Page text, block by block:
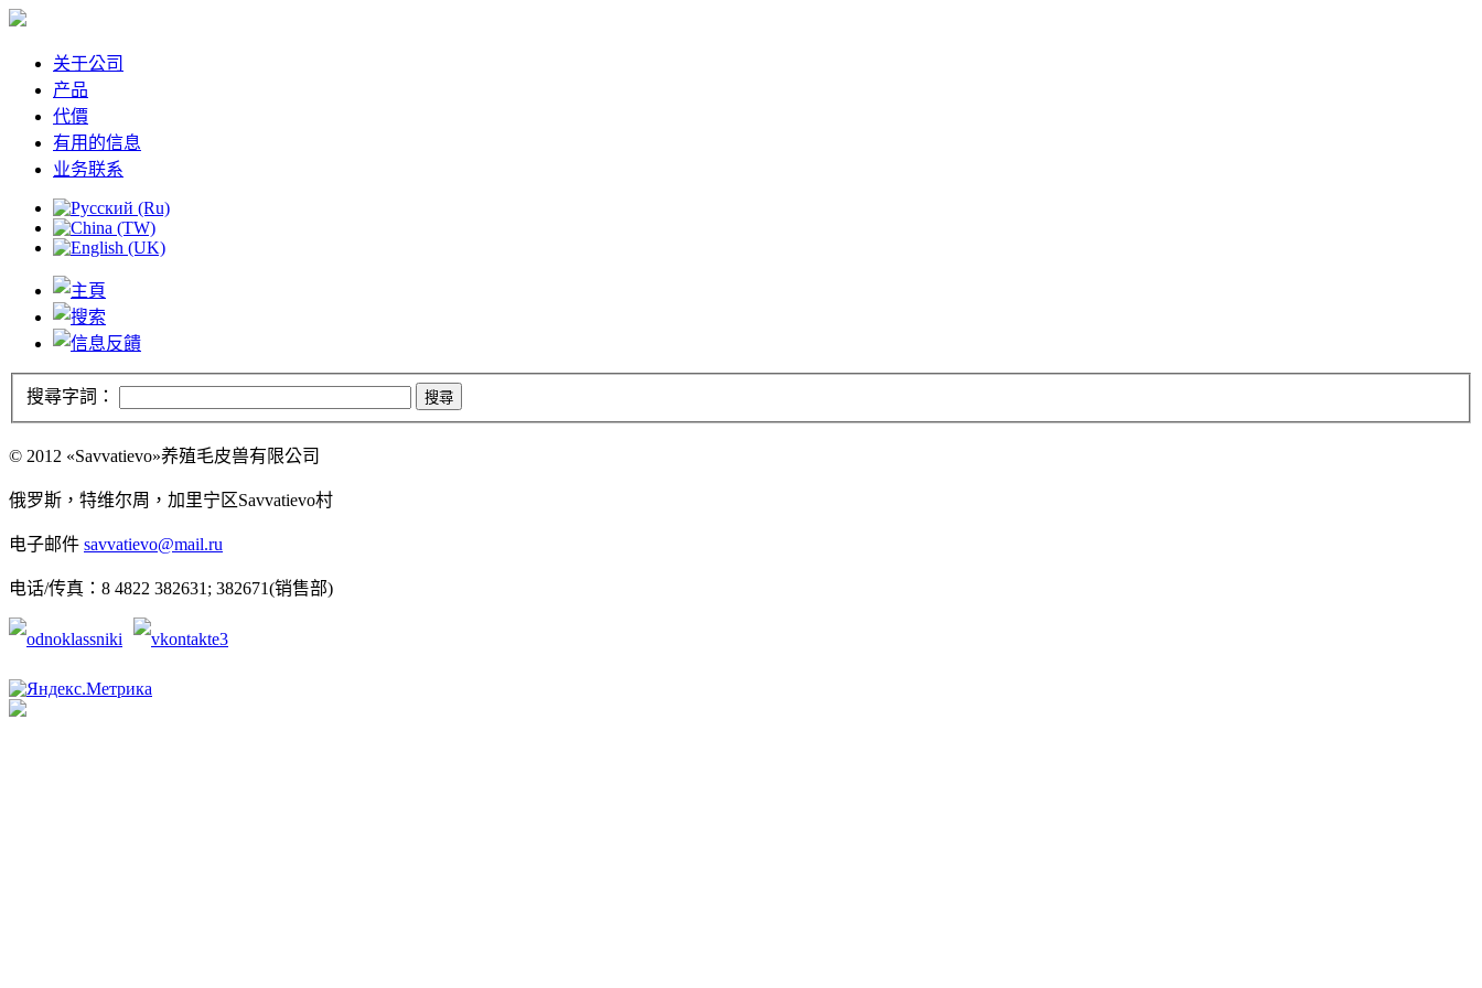
关于公司
产品
代價
有用的信息
业务联系
搜尋字詞： 搜尋
© 2012 «Savvatievo»养殖毛皮兽有限公司
俄罗斯，特维尔周，加里宁区Savvatievo村
电子邮件 savvatievo@mail.ru
电话/传真：8 4822 382631; 382671(销售部)